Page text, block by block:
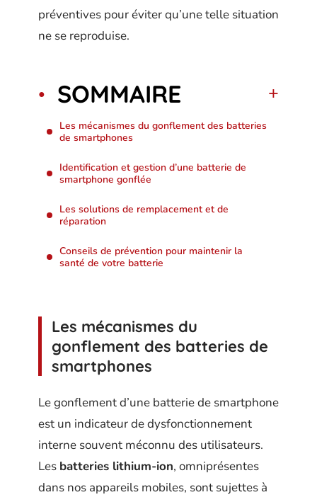
préventives pour éviter qu’une telle situation
ne se reproduise.
SOMMAIRE
Les mécanismes du gonflement des batteries
de smartphones
Identification et gestion d’une batterie de
smartphone gonflée
Les solutions de remplacement et de
réparation
Conseils de prévention pour maintenir la
santé de votre batterie
Les mécanismes du
gonflement des batteries de
smartphones
Le gonflement d’une batterie de smartphone
est un indicateur de dysfonctionnement
interne souvent méconnu des utilisateurs.
Les batteries lithium-ion, omniprésentes
dans nos appareils mobiles, sont sujettes à